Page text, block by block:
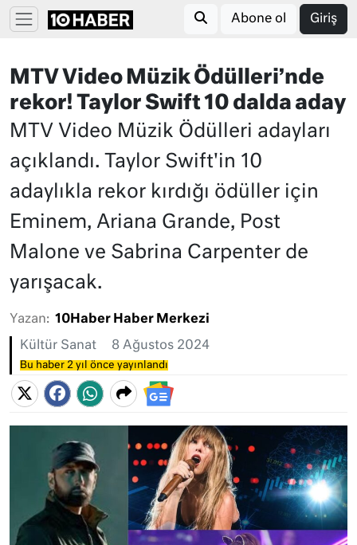
Abone ol Giriş
MTV Video Müzik Ödülleri’nde
rekor! Taylor Swift 10 dalda aday
MTV Video Müzik Ödülleri adayları
açıklandı. Taylor Swift'in 10
adaylıkla rekor kırdığı ödüller için
Eminem, Ariana Grande, Post
Malone ve Sabrina Carpenter de
yarışacak.
Yazan: 10Haber Haber Merkezi
Kültür Sanat 8 Ağustos 2024
Bu haber 2 yıl önce yayınlandı